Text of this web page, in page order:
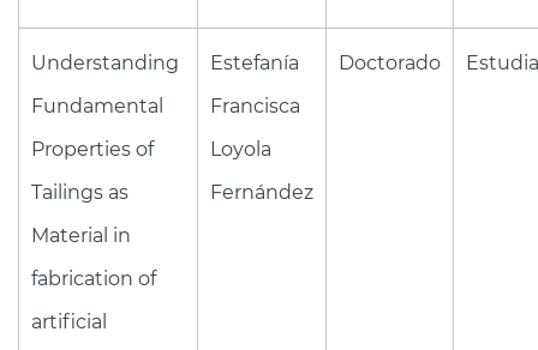
Understanding
Fundamental
Properties of
Tailings as
Material in
fabrication of
artificial
Estefanía
Francisca
Loyola
Fernández
Doctorado